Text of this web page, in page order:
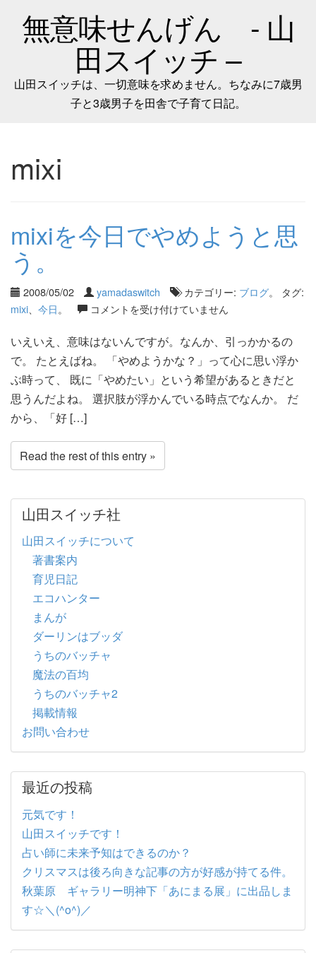
無意味せんげん - 山
田スイッチ –
山田スイッチは、一切意味を求めません。ちなみに7歳男
子と3歳男子を田舎で子育て日記。
mixi
mixiを今日でやめようと思
う。
2008/05/02 yamadaswitch カテゴリー: ブログ。 タグ:
mixi
今日。 コメントを受け付けていません
いえいえ、意味はないんですが。なんか、引っかかるの
で。 たとえばね。 「やめようかな？」って心に思い浮か
ぶ時って、 既に「やめたい」という希望があるときだと
思うんだよね。 選択肢が浮かんでいる時点でなんか。 だ
から、「好 […]
Read the rest of this entry »
山田スイッチ社
山田スイッチについて
著書案内
育児日記
エコハンター
まんが
ダーリンはブッダ
うちのバッチャ
魔法の百均
うちのバッチャ2
掲載情報
お問い合わせ
最近の投稿
元気です！
山田スイッチです！
占い師に未来予知はできるのか？
クリスマスは後ろ向きな記事の方が好感が持てる件。
秋葉原 ギャラリー明神下「あにまる展」に出品しま
す☆＼(^o^)／